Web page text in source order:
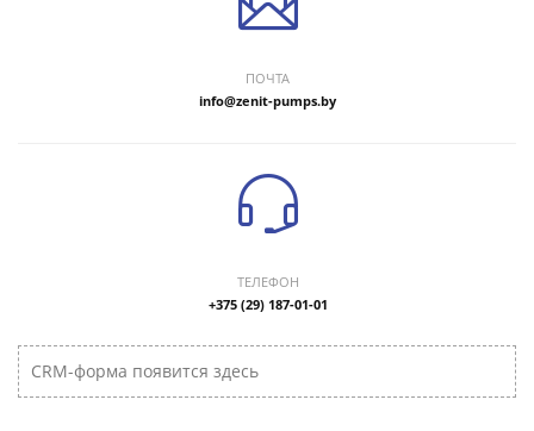
ПОЧТА
info@zenit-pumps.by
ТЕЛЕФОН
+375 (29) 187-01-01
CRM-форма появится здесь